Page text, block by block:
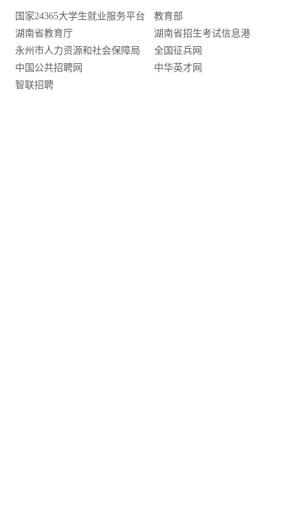
国家24365大学生就业服务平台
教育部
湖南省教育厅
湖南省招生考试信息港
永州市人力资源和社会保障局
全国征兵网
中国公共招聘网
中华英才网
智联招聘